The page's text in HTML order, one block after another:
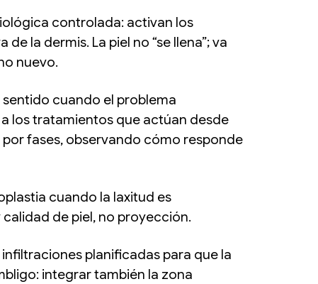
controlada: activan los
la dermis. La piel no “se llena”; va
nuevo.
cuando el problema
los tratamientos que actúan desde
por fases, observando cómo responde
cuando la laxitud es
de piel, no proyección.
planificadas para que la
integrar también la zona